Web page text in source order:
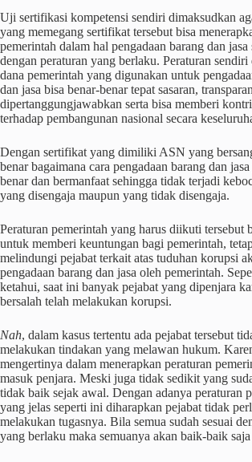
Uji sertifikasi kompetensi sendiri dimaksudkan
yang memegang sertifikat tersebut bisa
pemerintah dalam hal pengadaan barang dan jasa
dengan peraturan yang berlaku. Peraturan sendiri
dana pemerintah yang digunakan untuk
dan jasa bisa benar-benar tepat sasaran,
dipertanggungjawabkan serta bisa memberi
terhadap pembangunan nasional secara
Dengan sertifikat yang dimiliki ASN yang
benar bagaimana cara pengadaan barang dan
benar dan bermanfaat sehingga tidak terjadi
yang disengaja maupun yang tidak disengaja.
Peraturan pemerintah yang harus diikuti tersebut
untuk memberi keuntungan bagi pemerintah,
melindungi pejabat terkait atas tuduhan korupsi
pengadaan barang dan jasa oleh pemerintah.
ketahui, saat ini banyak pejabat yang dipenjara
bersalah telah melakukan korupsi.
Nah, dalam kasus tertentu ada pejabat tersebut
melakukan tindakan yang melawan hukum.
mengertinya dalam menerapkan peraturan
masuk penjara. Meski juga tidak sedikit yang
tidak baik sejak awal. Dengan adanya peraturan
yang jelas seperti ini diharapkan pejabat tidak
melakukan tugasnya. Bila semua sudah sesuai
yang berlaku maka semuanya akan baik-baik